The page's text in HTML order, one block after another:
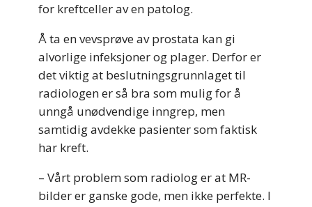
for kreftceller av en patolog.
Å ta en vevsprøve av prostata kan gi
alvorlige infeksjoner og plager. Derfor er
det viktig at beslutningsgrunnlaget til
radiologen er så bra som mulig for å
unngå unødvendige inngrep, men
samtidig avdekke pasienter som faktisk
har kreft.
– Vårt problem som radiolog er at MR-
bilder er ganske gode, men ikke perfekte. I